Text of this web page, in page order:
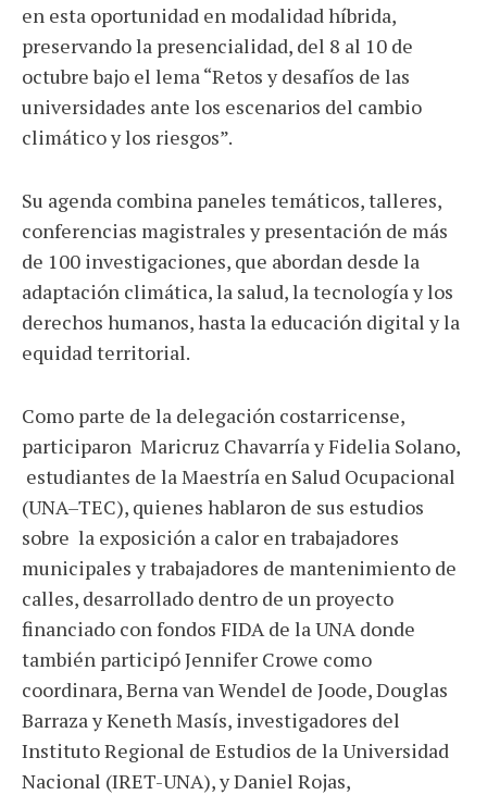
en esta oportunidad en modalidad híbrida,
preservando la presencialidad, del 8 al 10 de
octubre bajo el lema “Retos y desafíos de las
universidades ante los escenarios del cambio
climático y los riesgos”.
Su agenda combina paneles temáticos, talleres,
conferencias magistrales y presentación de más
de 100 investigaciones, que abordan desde la
adaptación climática, la salud, la tecnología y los
derechos humanos, hasta la educación digital y la
equidad territorial.
Como parte de la delegación costarricense,
participaron Maricruz Chavarría y Fidelia Solano,
estudiantes de la Maestría en Salud Ocupacional
(UNA–TEC), quienes hablaron de sus estudios
sobre la exposición a calor en trabajadores
municipales y trabajadores de mantenimiento de
calles, desarrollado dentro de un proyecto
financiado con fondos FIDA de la UNA donde
también participó Jennifer Crowe como
coordinara, Berna van Wendel de Joode, Douglas
Barraza y Keneth Masís, investigadores del
Instituto Regional de Estudios de la Universidad
Nacional (IRET-UNA), y Daniel Rojas,